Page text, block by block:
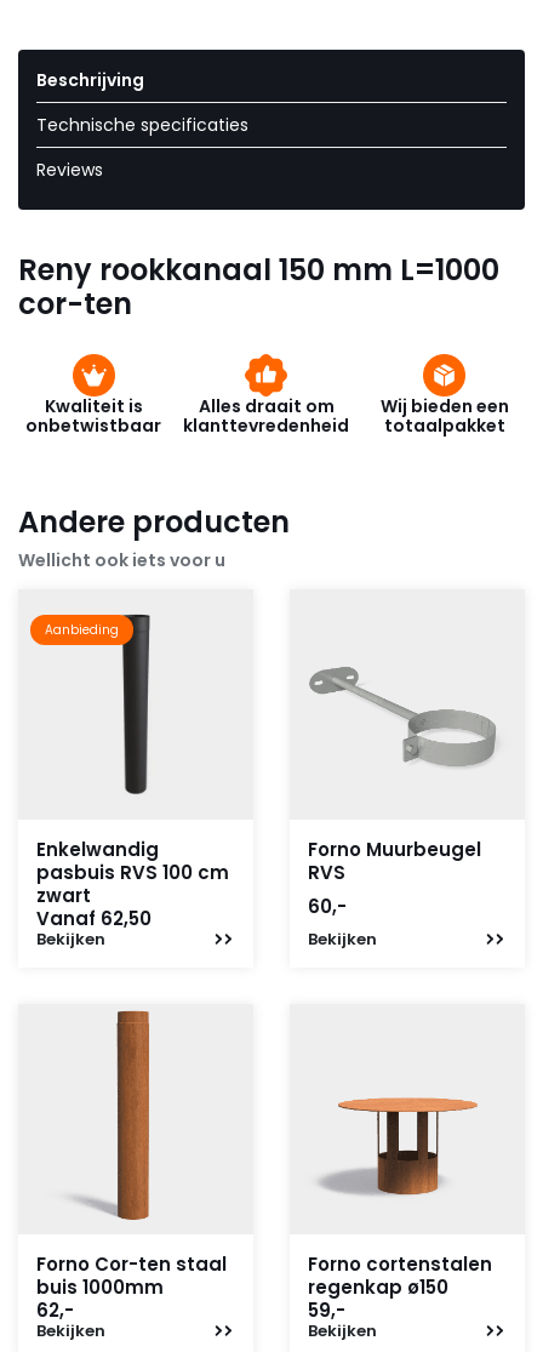
Beschrijving
Technische specificaties
Reviews
Reny rookkanaal 150 mm L=1000
cor-ten
Kwaliteit is
onbetwistbaar
Alles draait om
klanttevredenheid
Wij bieden een
totaalpakket
Andere producten
Wellicht ook iets voor u
Aanbieding
Enkelwandig
pasbuis RVS 100 cm
zwart
Vanaf 62,50
Bekijken
Forno Muurbeugel
RVS
60,-
Bekijken
Forno Cor-ten staal
buis 1000mm
62,-
Bekijken
Forno cortenstalen
regenkap ø150
59,-
Bekijken